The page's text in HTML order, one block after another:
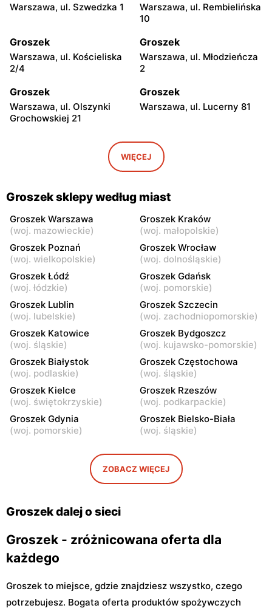
Warszawa, ul. Szwedzka 1
Warszawa, ul. Rembielińska
10
Groszek
Warszawa, ul. Kościeliska
2/4
Groszek
Warszawa, ul. Młodzieńcza
2
Groszek
Warszawa, ul. Olszynki
Grochowskiej 21
Groszek
Warszawa, ul. Lucerny 81
Warszawa, ul. Myśliborska
Groszek
Warszawa, ul. Grawerska 5
Groszek
Babice Nowe, ul.
Warszawska 278
Groszek
Wieruchowska 157
Warszawa al. Dzieci
Polskich 9
Warszawa, ul. Zasadowa 52
Groszek
Zamienie, ul. Waniliowa
1/80
Groszek
Pruszków, ul. Zdziarska 26
Groszek
Łomianki Dolne, ul. Wiślana
32E
Groszek
Łomianki, ul. Warszawska
280
Groszek
Warszawa, ul. Jana Pawła II
108
Groszek
Warszawa, ul. plac Wojska
Polskiego 114
Nowa Iwiczna, ul. Ignacego
Warszawa, ul. Rumiankowa
18
Kobyłka, ul. Nadarzyn 8
WIĘCEJ
Groszek sklepy według miast
Groszek Warszawa
(woj. mazowieckie)
Groszek Kraków
(woj. małopolskie)
Groszek Poznań
(woj. wielkopolskie)
Groszek Wrocław
(woj. dolnośląskie)
Groszek Łódź
(woj. łódzkie)
Groszek Gdańsk
(woj. pomorskie)
Groszek Lublin
(woj. lubelskie)
Groszek Szczecin
(woj. zachodniopomorskie)
Groszek Katowice
(woj. śląskie)
Groszek Bydgoszcz
(woj. kujawsko-pomorskie)
Groszek Białystok
(woj. podlaskie)
Groszek Częstochowa
(woj. śląskie)
Groszek Kielce
(woj. świętokrzyskie)
Groszek Rzeszów
(woj. podkarpackie)
Groszek Gdynia
(woj. pomorskie)
Groszek Bielsko-Biała
(woj. śląskie)
ZOBACZ WIĘCEJ
Groszek dalej o sieci
Groszek - zróżnicowana oferta dla
każdego
Groszek to miejsce, gdzie znajdziesz wszystko, czego
potrzebujesz. Bogata oferta produktów spożywczych